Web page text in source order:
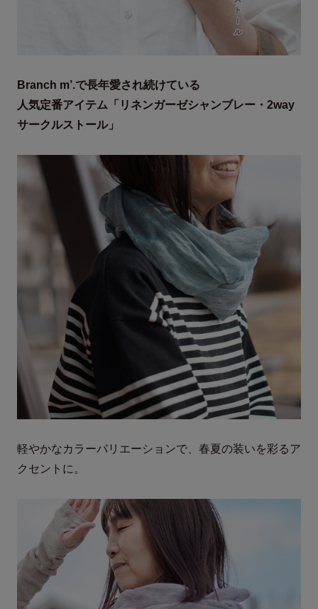
手洗い
沖縄・離島等中継料が発生する地域1,540円
※11,000円(税込)以上お買い上げで 660円にさせて頂きます
Branch m’.で長年愛され続けている
人気定番アイテム「リネンガーゼシャンブレー・2way
サークルストール」
軽やかなカラーバリエーションで、春夏の装いを彩るア
クセントに。